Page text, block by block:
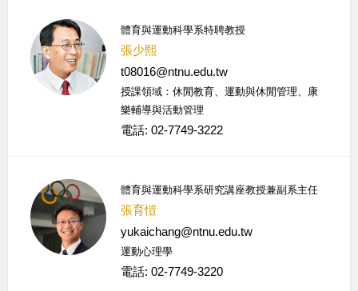
體育與運動科學系特聘教授
張少熙
t08016@ntnu.edu.tw
授課領域：休閒教育、運動與休閒管理、康
樂輔導與活動管理
電話: 02-7749-3222
體育與運動科學系研究講座教授兼副系主任
張育愷
yukaichang@ntnu.edu.tw
運動心理學
電話: 02-7749-3220